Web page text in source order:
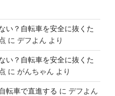
い？自転車を安全に抜くた
に デフよん より
い？自転車を安全に抜くた
に がんちゃん より
転車で直進する に デフよん